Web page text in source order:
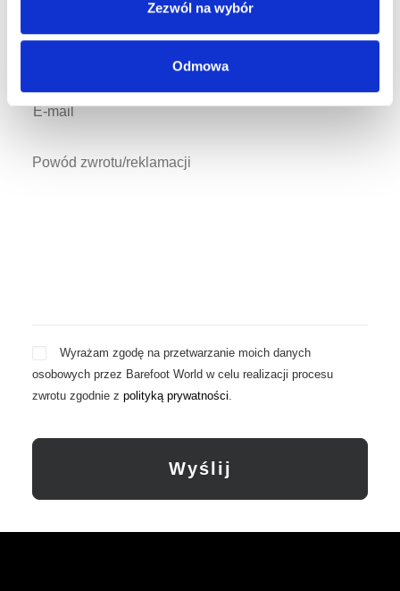
Zezwól na wybór
Odmowa
Wyrażam zgodę na przetwarzanie moich danych
osobowych przez Barefoot World w celu realizacji procesu
zwrotu zgodnie z polityką prywatności.